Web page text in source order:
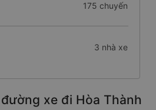
175 chuyến
3 nhà xe
xe đi Hòa Thành